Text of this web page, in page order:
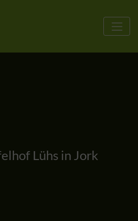
Lühs in Jork